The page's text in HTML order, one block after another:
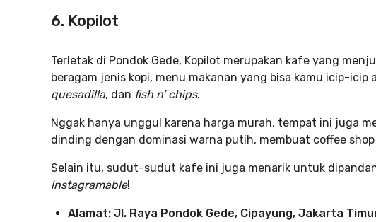
6. Kopilot
Terletak di Pondok Gede, Kopilot merupakan kafe yang
beragam jenis kopi, menu makanan yang bisa kamu icip-icip
quesadilla, dan fish n’ chips.
Nggak hanya unggul karena harga murah, tempat ini juga
dinding dengan dominasi warna putih, membuat coffee
Selain itu, sudut-sudut kafe ini juga menarik untuk
instagramable!
Alamat: Jl. Raya Pondok Gede, Cipayung, Jakarta